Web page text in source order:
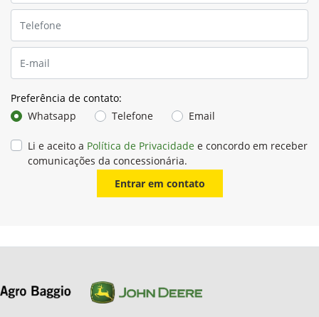
Preferência de contato:
Whatsapp
Telefone Email
Li e aceito a Política de Privacidade e concordo em receber
comunicações da concessionária.
Entrar em contato